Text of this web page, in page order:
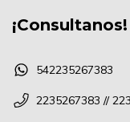
542235267383
2235267383 //